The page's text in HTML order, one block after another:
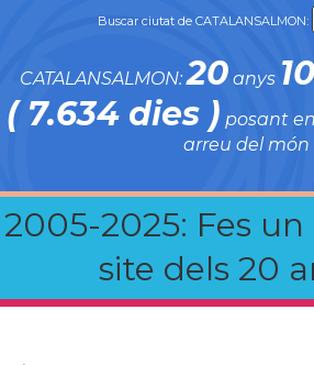
Buscar ciutat de CATALANSALMON:
CATALANSALMON:20 anys 10
( 7.634 dies ) posant
arreu del món
2005-2025: Fes
site dels 20